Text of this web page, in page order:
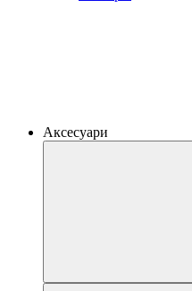
Аксесуари